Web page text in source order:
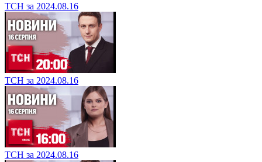
ТСН за 2024.08.16
ТСН за 2024.08.16
ТСН за 2024.08.16